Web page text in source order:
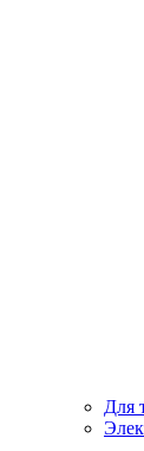
Для